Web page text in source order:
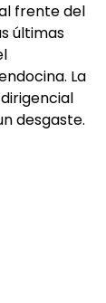
frente del
últimas
La
desgaste.